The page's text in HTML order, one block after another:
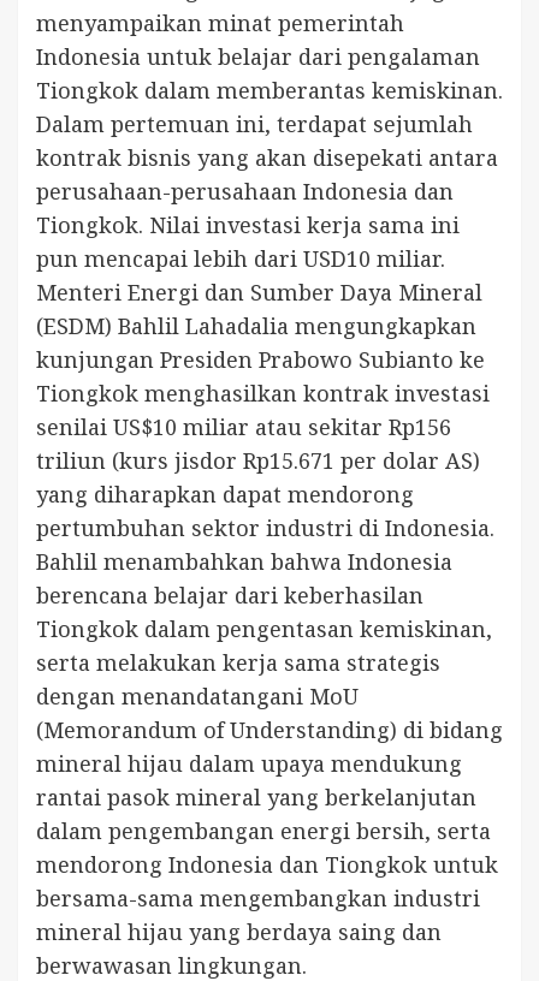
menyampaikan minat pemerintah
Indonesia untuk belajar dari pengalaman
Tiongkok dalam memberantas kemiskinan.
Dalam pertemuan ini, terdapat sejumlah
kontrak bisnis yang akan disepekati antara
perusahaan-perusahaan Indonesia dan
Tiongkok. Nilai investasi kerja sama ini
pun mencapai lebih dari USD10 miliar.
Menteri Energi dan Sumber Daya Mineral
(ESDM) Bahlil Lahadalia mengungkapkan
kunjungan Presiden Prabowo Subianto ke
Tiongkok menghasilkan kontrak investasi
senilai US$10 miliar atau sekitar Rp156
triliun (kurs jisdor Rp15.671 per dolar AS)
yang diharapkan dapat mendorong
pertumbuhan sektor industri di Indonesia.
Bahlil menambahkan bahwa Indonesia
berencana belajar dari keberhasilan
Tiongkok dalam pengentasan kemiskinan,
serta melakukan kerja sama strategis
dengan menandatangani MoU
(Memorandum of Understanding) di bidang
mineral hijau dalam upaya mendukung
rantai pasok mineral yang berkelanjutan
dalam pengembangan energi bersih, serta
mendorong Indonesia dan Tiongkok untuk
bersama-sama mengembangkan industri
mineral hijau yang berdaya saing dan
berwawasan lingkungan.